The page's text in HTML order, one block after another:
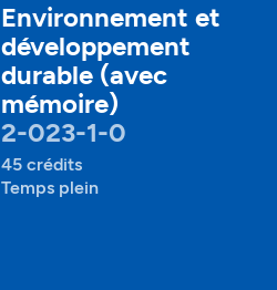
Environnement et
développement
durable (avec
mémoire)
2-023-1-0
45 crédits
Temps plein